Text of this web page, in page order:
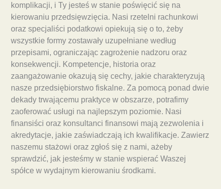
komplikacji, i Ty jesteś w stanie poświęcić się na
kierowaniu przedsięwzięcia. Nasi rzetelni rachunkowi
oraz specjaliści podatkowi opiekują się o to, żeby
wszystkie formy zostawały uzupełniane według
przepisami, ograniczając zagrożenie nadzoru oraz
konsekwencji. Kompetencje, historia oraz
zaangażowanie okazują się cechy, jakie charakteryzują
nasze przedsiębiorstwo fiskalne. Za pomocą ponad dwie
dekady trwającemu praktyce w obszarze, potrafimy
zaoferować usługi na najlepszym poziomie. Nasi
finansiści oraz konsultanci finansowi mają zezwolenia i
akredytacje, jakie zaświadczają ich kwalifikacje. Zawierz
naszemu stażowi oraz zgłoś się z nami, ażeby
sprawdzić, jak jesteśmy w stanie wspierać Waszej
spółce w wydajnym kierowaniu środkami.